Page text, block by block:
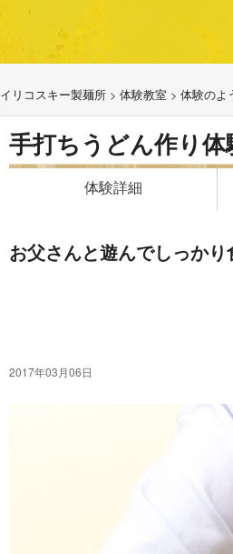
イリコスキー製麺所 > 体験教室 > 体験のよ
手打ちうどん作り体
体験詳細
お父さんと遊んでしっかり
2017年03月06日